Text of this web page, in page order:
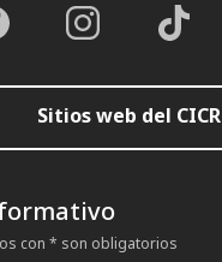
Sitios web del CICR
con * son obligatorios